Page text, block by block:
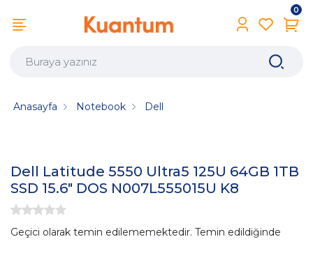
0
Anasayfa Notebook Dell
Dell Latitude 5550 Ultra5 125U 64GB 1TB
SSD 15.6" DOS N007L555015U K8
Geçici olarak temin edilememektedir. Temin edildiğinde